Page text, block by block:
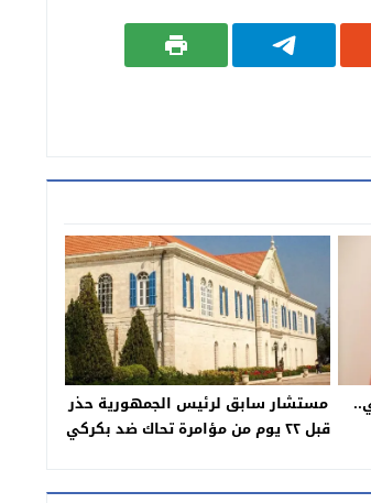
مستشار سابق لرئيس الجمهورية حذر
قبل ٢٢ يوم من مؤامرة تحاك ضد بكركي